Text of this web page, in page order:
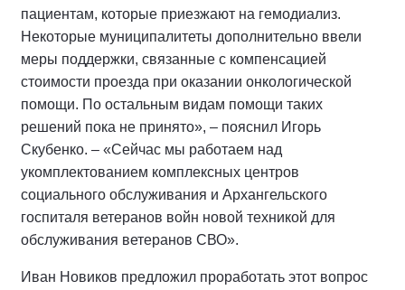
пациентам, которые приезжают на гемодиализ.
Некоторые муниципалитеты дополнительно ввели
меры поддержки, связанные с компенсацией
стоимости проезда при оказании онкологической
помощи. По остальным видам помощи таких
решений пока не принято», – пояснил Игорь
Скубенко. – «Сейчас мы работаем над
укомплектованием комплексных центров
социального обслуживания и Архангельского
госпиталя ветеранов войн новой техникой для
обслуживания ветеранов СВО».
Иван Новиков предложил проработать этот вопрос